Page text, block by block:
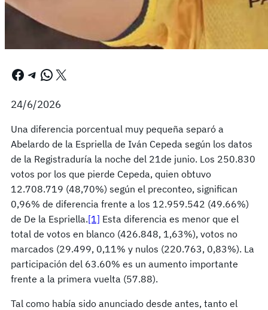
Facebook Telegram WhatsApp X
24/6/2026
Una diferencia porcentual muy pequeña separó a
Abelardo de la Espriella de Iván Cepeda según los datos
de la Registraduría la noche del 21de junio. Los 250.830
votos por los que pierde Cepeda, quien obtuvo
12.708.719 (48,70%) según el preconteo, significan
0,96% de diferencia frente a los 12.959.542 (49.66%)
de De la Espriella.[1] Esta diferencia es menor que el
total de votos en blanco (426.848, 1,63%), votos no
marcados (29.499, 0,11% y nulos (220.763, 0,83%). La
participación del 63.60% es un aumento importante
frente a la primera vuelta (57.88).
Tal como había sido anunciado desde antes, tanto el